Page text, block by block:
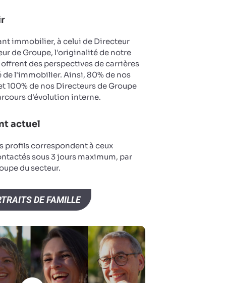
immobilier, à celui de Directeur
de Groupe, l'originalité de notre
des perspectives de carrières
de l'immobilier. Ainsi, 80% de nos
100% de nos Directeurs de Groupe
d'évolution interne.
actuel
profils correspondent à ceux
sous 3 jours maximum, par
du secteur.
DE FAMILLE